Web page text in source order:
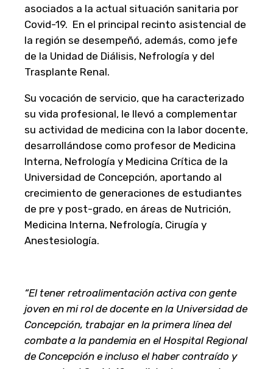
asociados a la actual situación sanitaria por
Covid-19. En el principal recinto asistencial de
la región se desempeñó, además, como jefe
de la Unidad de Diálisis, Nefrología y del
Trasplante Renal.
Su vocación de servicio, que ha caracterizado
su vida profesional, le llevó a complementar
su actividad de medicina con la labor docente,
desarrollándose como profesor de Medicina
Interna, Nefrología y Medicina Crítica de la
Universidad de Concepción, aportando al
crecimiento de generaciones de estudiantes
de pre y post-grado, en áreas de Nutrición,
Medicina Interna, Nefrología, Cirugía y
Anestesiología.
“El tener retroalimentación activa con gente
joven en mi rol de docente en la Universidad de
Concepción, trabajar en la primera línea del
combate a la pandemia en el Hospital Regional
de Concepción e incluso el haber contraído y